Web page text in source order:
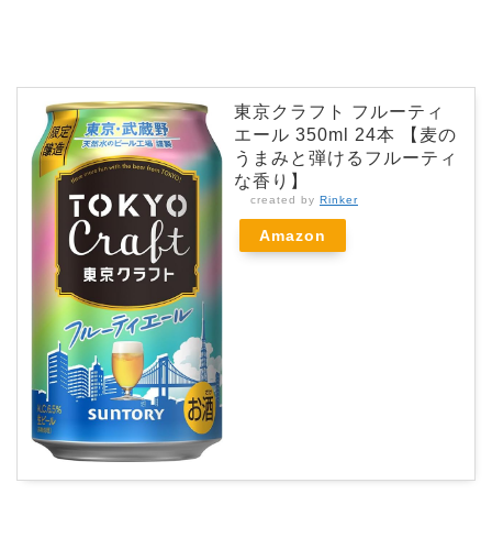
東京クラフト フルーティ
エール 350ml 24本 【麦の
うまみと弾けるフルーティ
な香り】
created by Rinker
Amazon